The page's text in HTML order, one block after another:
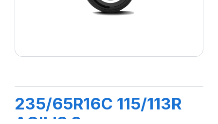
235/65R16C 115/113R